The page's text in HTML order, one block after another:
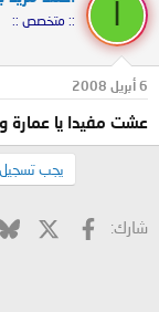
:: متخصص ::
6 أبريل 2008
عشت مفيدا يا عمارة
يجب تسجيل
شارك: فيسبوك